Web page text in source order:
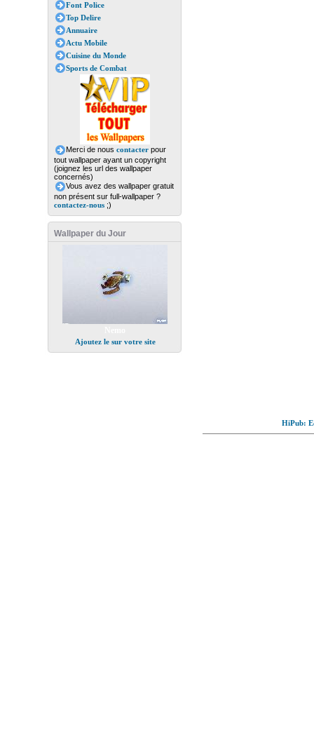
Font Police
Top Delire
Annuaire
Actu Mobile
Cuisine du Monde
Sports de Combat
Merci de nous contacterpour
tout wallpaper ayant un copyright
(joignez les url des wallpaper
concernés)
Vous avez des wallpaper gratuit
non présent sur full-wallpaper ?
contactez-nous;)
Wallpaper du Jour
Ajoutez le sur votre site
HiPub: